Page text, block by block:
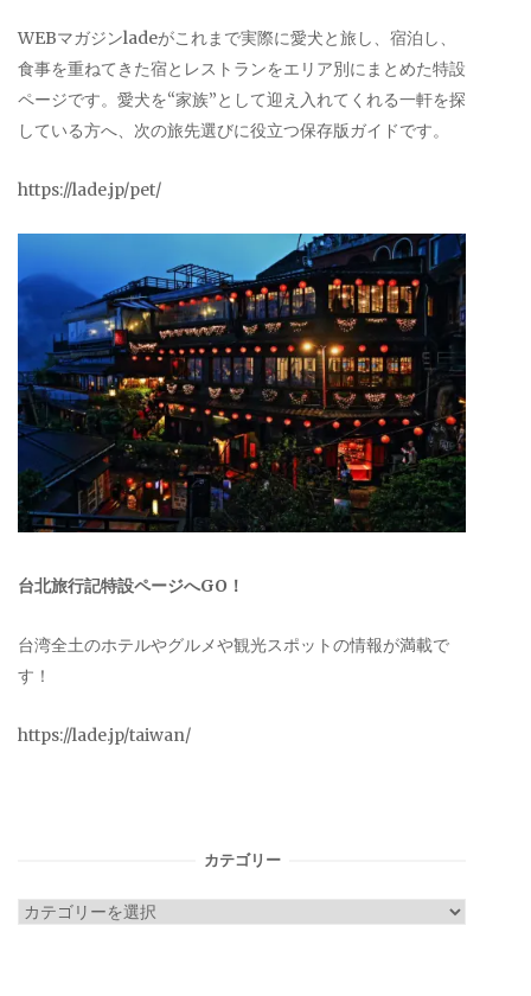
WEBマガジンladeがこれまで実際に愛犬と旅し、宿泊し、
食事を重ねてきた宿とレストランをエリア別にまとめた特設
ページです。愛犬を“家族”として迎え入れてくれる一軒を探
している方へ、次の旅先選びに役立つ保存版ガイドです。
https://lade.jp/pet/
台北旅行記特設ページへGO！
台湾全土のホテルやグルメや観光スポットの情報が満載で
す！
https://lade.jp/taiwan/
カテゴリー
カ